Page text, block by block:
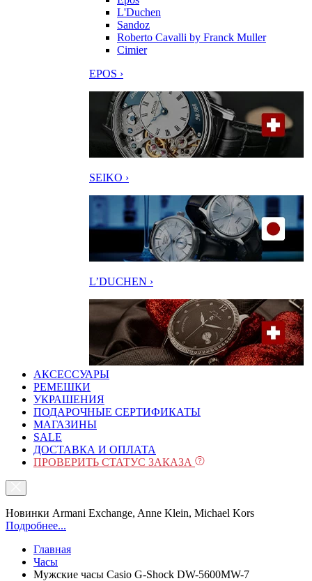
L'Duchen
Sandoz
Roberto Cavalli by Franck Muller
Cimier
EPOS ›
SEIKO ›
L’DUCHEN ›
АКСЕССУАРЫ
РЕМЕШКИ
УКРАШЕНИЯ
ПОДАРОЧНЫЕ СЕРТИФИКАТЫ
МАГАЗИНЫ
SALE
ДОСТАВКА И ОПЛАТА
ПРОВЕРИТЬ СТАТУС ЗАКАЗА
Новинки Armani Exchange, Anne Klein, Michael Kors
Подробнее...
Главная
Часы
Мужские часы Casio G-Shock DW-5600MW-7